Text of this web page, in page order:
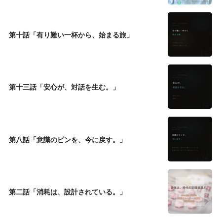
第十話「有り難い一杯から、始まる旅」
第十三話「安心が、対話を生む。」
第八話「意識のピンを、今に戻す。」
第二話「消耗は、設計されている。」